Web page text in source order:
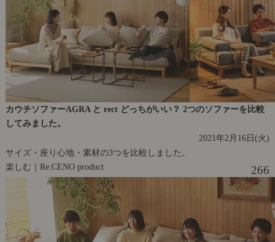
カウチソファーAGRA と rect どっちがいい？ 2つのソファーを比較
してみました。
2021年2月16日(火)
サイズ・座り心地・素材の3つを比較しました。
楽しむ｜Re:CENO product
266